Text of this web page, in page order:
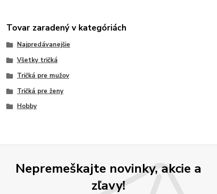
Tovar zaradený v kategóriách
Najpredávanejšie
Všetky tričká
Tričká pre mužov
Tričká pre ženy
Hobby
Nepremeškajte novinky, akcie a
zľavy!